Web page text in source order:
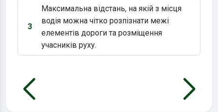
Варіант 3:
3
Максимальна відстань, на якій з місця
водія можна чітко розпізнати межі
елементів дороги та розміщення
учасників руху.